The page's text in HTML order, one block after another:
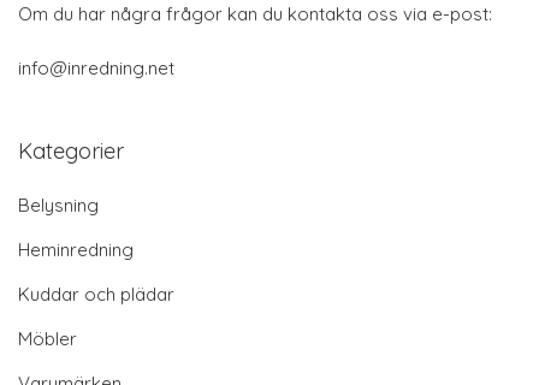
Om du har några frågor kan du kontakta oss via e-post:
info@inredning.net
Kategorier
Belysning
Heminredning
Kuddar och plädar
Möbler